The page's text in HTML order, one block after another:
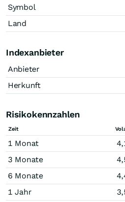
Symbol
Land
Indexanbieter
Anbieter
Herkunft
Risikokennzahlen
Zeit
1 Monat
3 Monate
6 Monate
1 Jahr